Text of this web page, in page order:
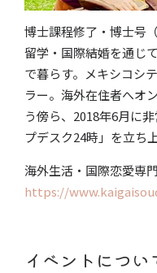
博士課程修了・博士号
留学・国際結婚を通じ
で暮らす。メキシコシ
ラー。海外在住者へオ
う傍ら、2018年6月に
プデスク24時」を立ち
海外生活・国際恋愛専
https://
イベントについ